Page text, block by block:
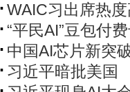
WAIC习出席热
“平民AI”豆包付
中国AI芯片新突
习近平暗批美国